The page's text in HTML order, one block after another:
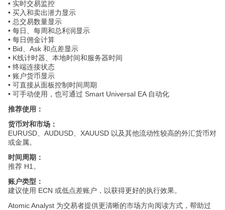
• 实时交易监控
• 买入和卖出潜力显示
• 总交易数量显示
• 每日、每周和总利润显示
• 每日佣金计算
• Bid、Ask 和点差显示
• K线计时器、本地时间和服务器时间
• 终端连接状态
• 账户货币显示
• 可直接从面板控制时间周期
• 可手动使用，也可通过 Smart Universal EA 自动化
推荐使用：
货币对和市场：
EURUSD、AUDUSD、XAUUSD 以及其他流动性较高的外汇货币对
或金属。
时间周期：
推荐 H1。
账户类型：
建议使用 ECN 或低点差账户，以获得更好的执行效果。
Atomic Analyst 为交易者提供更清晰的市场方向阅读方式，帮助过